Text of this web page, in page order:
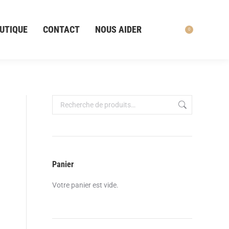
CONTACT NOUS AIDER 0
Panier
Votre panier est vide.